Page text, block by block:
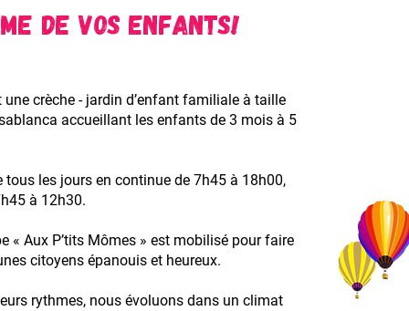
de vos enfants!
une crèche - jardin d’enfant familiale à taille
accueillant les enfants de 3 mois à 5
tous les jours en continue de 7h45 à 18h00,
à 12h30.
« Aux P’tits Mômes » est mobilisé pour faire
citoyens épanouis et heureux.
rythmes, nous évoluons dans un climat